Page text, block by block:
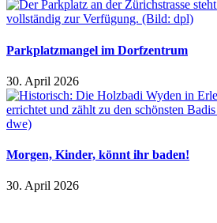
Parkplatzmangel im Dorfzentrum
30. April 2026
Morgen, Kinder, könnt ihr baden!
30. April 2026